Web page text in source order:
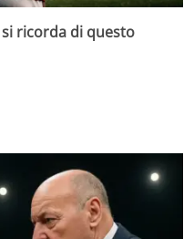
ricorda di questo